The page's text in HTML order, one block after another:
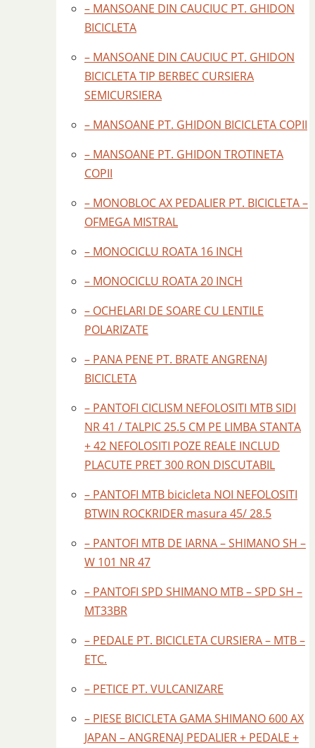
– MANSOANE DIN CAUCIUC PT. GHIDON
BICICLETA
– MANSOANE DIN CAUCIUC PT. GHIDON
BICICLETA TIP BERBEC CURSIERA
SEMICURSIERA
– MANSOANE PT. GHIDON BICICLETA COPII
– MANSOANE PT. GHIDON TROTINETA
COPII
– MONOBLOC AX PEDALIER PT. BICICLETA –
OFMEGA MISTRAL
– MONOCICLU ROATA 16 INCH
– MONOCICLU ROATA 20 INCH
– OCHELARI DE SOARE CU LENTILE
POLARIZATE
– PANA PENE PT. BRATE ANGRENAJ
BICICLETA
– PANTOFI CICLISM NEFOLOSITI MTB SIDI
NR 41 / TALPIC 25.5 CM PE LIMBA STANTA
+ 42 NEFOLOSITI POZE REALE INCLUD
PLACUTE PRET 300 RON DISCUTABIL
– PANTOFI MTB bicicleta NOI NEFOLOSITI
BTWIN ROCKRIDER masura 45/ 28.5
– PANTOFI MTB DE IARNA – SHIMANO SH –
W 101 NR 47
– PANTOFI SPD SHIMANO MTB – SPD SH –
MT33BR
– PEDALE PT. BICICLETA CURSIERA – MTB –
ETC.
– PETICE PT. VULCANIZARE
– PIESE BICICLETA GAMA SHIMANO 600 AX
JAPAN – ANGRENAJ PEDALIER + PEDALE +